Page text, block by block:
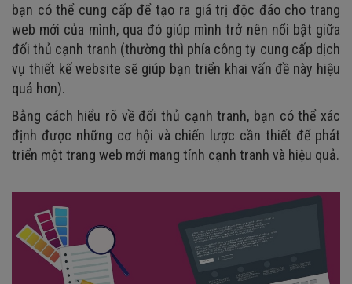
bạn có thể cung cấp để tạo ra giá trị độc đáo cho trang
web mới của mình, qua đó giúp mình trở nên nổi bật giữa
đối thủ cạnh tranh (thường thì phía công ty cung cấp dịch
vụ thiết kế website sẽ giúp bạn triển khai vấn đề này hiệu
quả hơn).
Bằng cách hiểu rõ về đối thủ cạnh tranh, bạn có thể xác
định được những cơ hội và chiến lược cần thiết để phát
triển một trang web mới mang tính cạnh tranh và hiệu quả.